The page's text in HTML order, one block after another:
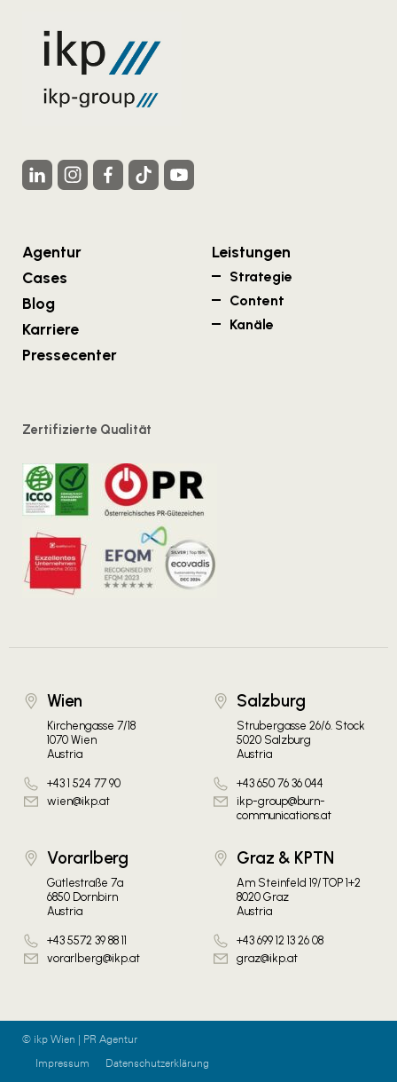
Agentur
Cases
Blog
Karriere
Pressecenter
Leistungen
Strategie
Content
Kanäle
Zertifizierte Qualität
Wien
Kirchengasse 7/18
1070 Wien
Austria
+43 1 524 77 90
wien@ikp.at
Salzburg
Strubergasse 26/6. Stock
5020 Salzburg
Austria
+43 650 76 36 044
ikp-group@burn-
communications.at
Vorarlberg
Gütlestraße 7a
6850 Dornbirn
Austria
+43 5572 39 88 11
vorarlberg@ikp.at
Graz & KPTN
Am Steinfeld 19/TOP 1+2
8020 Graz
Austria
+43 699 12 13 26 08
graz@ikp.at
© ikp Wien | PR Agentur
Impressum
Datenschutzerklärung